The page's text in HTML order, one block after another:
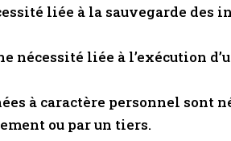
liée à la sauvegarde des
nécessité liée à l’exécution
à caractère personnel
ou par un tiers.